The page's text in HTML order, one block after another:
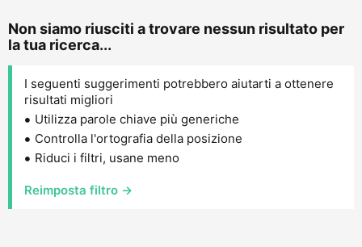
Non siamo riusciti a trovare nessun risultato per
la tua ricerca...
I seguenti suggerimenti potrebbero aiutarti a ottenere
risultati migliori
Utilizza parole chiave più generiche
Controlla l'ortografia della posizione
Riduci i filtri, usane meno
Reimposta filtro →